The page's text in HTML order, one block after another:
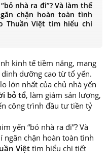
nhà ra đi”? Và làm thế
chặn hoàn toàn tình
Thuần Việt tìm hiểu chi
kinh tế tiềm năng, mang
dưỡng cao từ tổ yến.
lớn nhất của chủ nhà yến
bỏ tổ, làm giảm sản lượng,
công trình đầu tư tiền tỷ
yến “bỏ nhà ra đi”? Và
ngăn chặn hoàn toàn tình
Việt tìm hiểu chi tiết